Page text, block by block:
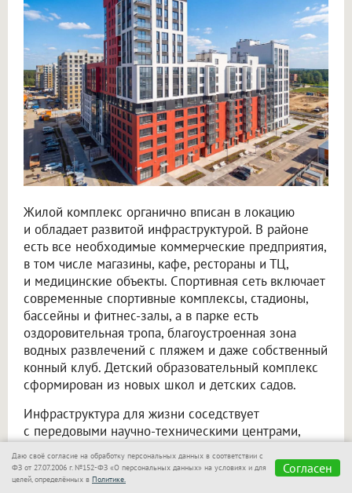
Жилой комплекс органично вписан в локацию
и обладает развитой инфраструктурой. В районе
есть все необходимые коммерческие предприятия,
в том числе магазины, кафе, рестораны и ТЦ,
и медицинские объекты. Спортивная сеть включает
современные спортивные комплексы, стадионы,
бассейны и фитнес-залы, а в парке есть
оздоровительная тропа, благоустроенная зона
водных развлечений с пляжем и даже собственный
конный клуб. Детский образовательный комплекс
сформирован из новых школ и детских садов.
Инфраструктура для жизни соседствует
с передовыми научно-техническими центрами,
напоминают футуристичные арт-объекты, нежели
стереотипные промзоны. К примеру, сложная
Даю своё согласие на обработку персональных данных в соответствии с
ФЗ от 27.07.2006 г. №152-ФЗ «О персональных данных» на условиях и для
целей, определённых в Политике.
Согласен